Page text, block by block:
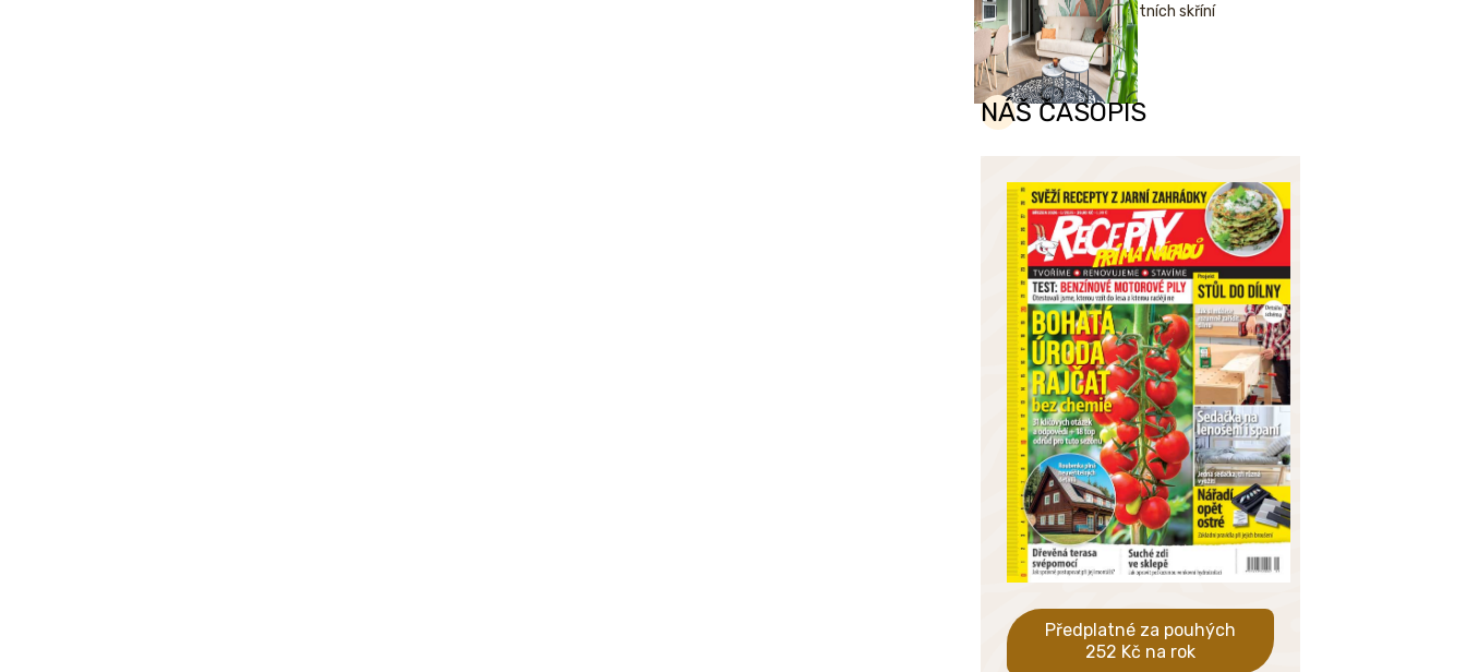
šatních skříní
NÁŠ ČASOPIS
Předplatné za pouhých
252 Kč na rok